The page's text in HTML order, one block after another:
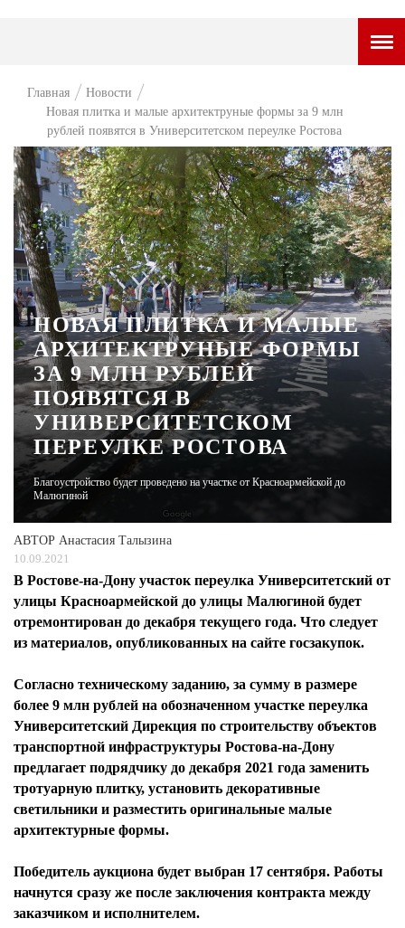
НОВОСТИ
ВОПРОС НЕДЕЛИ
ПРЕМЬЕРА
ТАМ И ТУТ
СТИЛЬ ЖИЗНИ
ХАЙП
ЧЕЛОВЕК ОСОБЕННЫЙ
КУЛЬТ ЕДЫ
АФИША
ЖУРНАЛ
Главная
Новости
Новая плитка и малые архитектруные формы за 9 млн
рублей появятся в Университетском переулке Ростова
НОВАЯ ПЛИТКА И МАЛЫЕ
АРХИТЕКТРУНЫЕ ФОРМЫ
ЗА 9 МЛН РУБЛЕЙ
ПОЯВЯТСЯ В
УНИВЕРСИТЕТСКОМ
ПЕРЕУЛКЕ РОСТОВА
Благоустройство будет проведено на участке от Красноармейской до
Малюгиной
АВТОР Анастасия Талызина
10.09.2021
В Ростове-на-Дону участок переулка Университетский от
улицы Красноармейской до улицы Малюгиной будет
отремонтирован до декабря текущего года. Что следует
из материалов, опубликованных на сайте госзакупок.
Согласно техническому заданию, за сумму в размере
более 9 млн рублей на обозначенном участке переулка
Университетский Дирекция по строительству объектов
транспортной инфраструктуры Ростова-на-Дону
предлагает подрядчику до декабря 2021 года заменить
тротуарную плитку, установить декоративные
светильники и разместить оригинальные малые
архитектурные формы.
Победитель аукциона будет выбран 17 сентября. Работы
начнутся сразу же после заключения контракта между
заказчиком и исполнителем.